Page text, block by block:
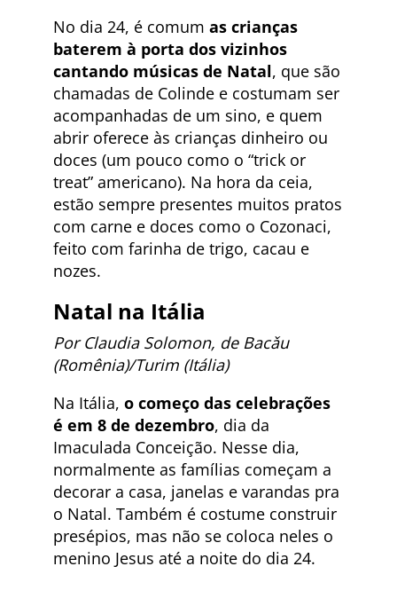
No dia 24, é comum as crianças
baterem à porta dos vizinhos
cantando músicas de Natal, que são
chamadas de Colinde e costumam ser
acompanhadas de um sino, e quem
abrir oferece às crianças dinheiro ou
doces (um pouco como o “trick or
treat” americano). Na hora da ceia,
estão sempre presentes muitos pratos
com carne e doces como o Cozonaci,
feito com farinha de trigo, cacau e
nozes.
Natal na Itália
Por Claudia Solomon, de Bacǎu
(Romênia)/Turim (Itália)
Na Itália, o começo das celebrações
é em 8 de dezembro, dia da
Imaculada Conceição. Nesse dia,
normalmente as famílias começam a
decorar a casa, janelas e varandas pra
o Natal. Também é costume construir
presépios, mas não se coloca neles o
menino Jesus até a noite do dia 24.